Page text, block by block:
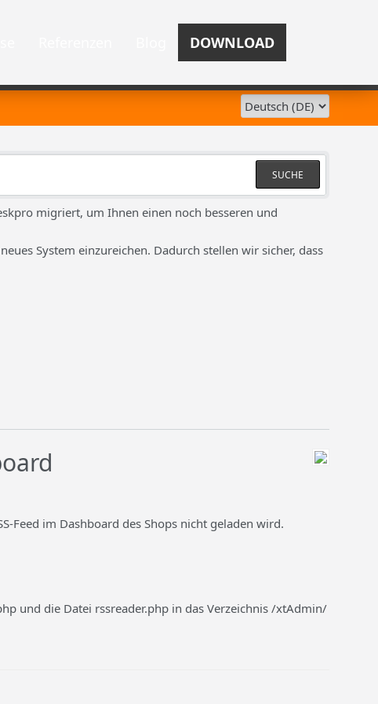
DOWNLOAD
SUCHE
migriert, um Ihnen einen noch besseren und
System einzureichen. Dadurch stellen wir sicher, dass
Feed im Dashboard des Shops nicht geladen wird.
und die Datei rssreader.php in das Verzeichnis /xtAdmin/